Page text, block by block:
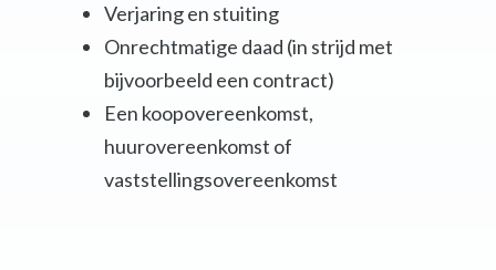
Verjaring en stuiting
Onrechtmatige daad (in strijd met
bijvoorbeeld een contract)
Een koopovereenkomst,
huurovereenkomst of
vaststellingsovereenkomst